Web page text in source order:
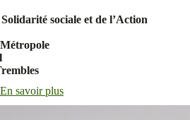
sociale et de l’Action
En savoir plus